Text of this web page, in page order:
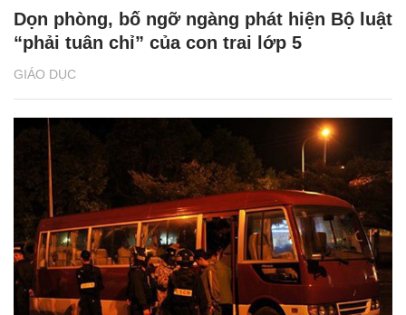
GIÁO DỤC
Dọn phòng, bố ngỡ ngàng phát hiện Bộ luật
“phải tuân chỉ” của con trai lớp 5